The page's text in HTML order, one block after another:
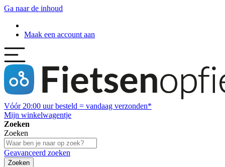
Ga naar de inhoud
Maak een account aan
Vóór 20:00 uur besteld = vandaag verzonden*
Mijn winkelwagentje
Zoeken
Zoeken
Geavanceerd zoeken
Zoeken